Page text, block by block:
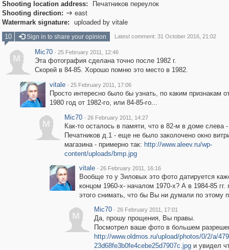
Shooting location address:
Печатников переулок
Shooting direction:  east
Watermark signature:
uploaded by vitale
10
Sign in to share your opinion Latest comment: 31 October 2016, 21:02
M
Mic70 · 25 February 2011, 12:46
Эта фотография сделана точно после 1982 г.
Скорей в 84-85. Хорошо помню это место в 1982.
vitale · 25 February 2011, 17:06
Просто интересно было бы узнать, по каким признакам
1980 год от 1982-го, или 84-85-го...
M
Mic70 · 26 February 2011, 14:27
Как-то осталось в памяти, что в 82-м в доме слева -
Печатников д.1 - еще не было заколочено окно
магазина - примерно так: http://www.aleev.ru/wp-
content/uploads/bmp.jpg
vitale · 26 February 2011, 16:16
Вообще то у Зиловых это фото датируется
концом 1960-х- началом 1970-х? А в 1984-85 гг.
этого снимать, что бы Вы ни думали по этому
M
Mic70 · 26 February 2011, 17:01
Да, прошу прощения, Вы правы.
Посмотрел ваше фото в большем
http://www.oldmos.ru/upload/photos/0/2/a/
23d68fe3b0fe4cebe25d7907c.jpgи увидел